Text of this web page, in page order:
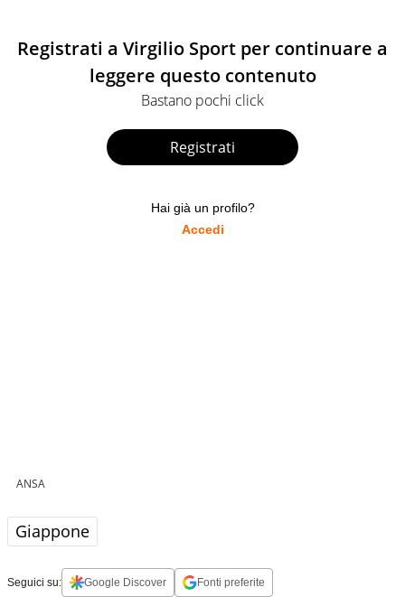
Registrati a Virgilio Sport per continuare a
leggere questo contenuto
Bastano pochi click
Registrati
Hai già un profilo?
Accedi
ANSA
Giappone
Seguici su: Google Discover Fonti preferite